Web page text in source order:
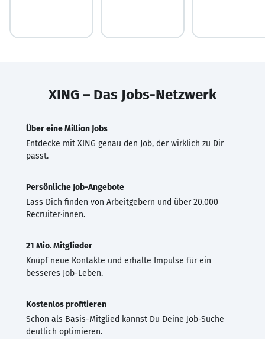
XING – Das Jobs-Netzwerk
Über eine Million Jobs
Entdecke mit XING genau den Job, der wirklich zu Dir
passt.
Persönliche Job-Angebote
Lass Dich finden von Arbeitgebern und über 20.000
Recruiter·innen.
21 Mio. Mitglieder
Knüpf neue Kontakte und erhalte Impulse für ein
besseres Job-Leben.
Kostenlos profitieren
Schon als Basis-Mitglied kannst Du Deine Job-Suche
deutlich optimieren.